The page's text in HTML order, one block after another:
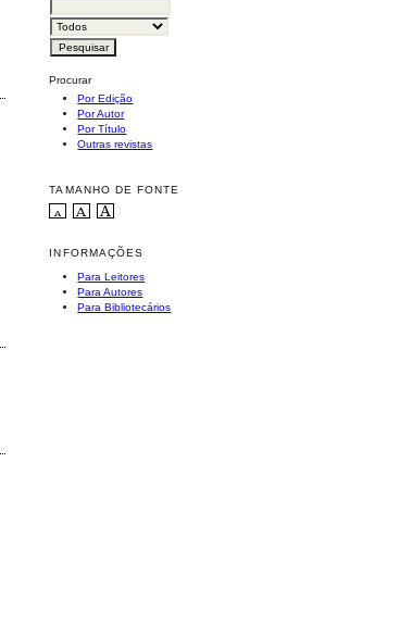
Procurar
Por Edição
Por Autor
Por Título
Outras revistas
TAMANHO DE FONTE
INFORMAÇÕES
Para Leitores
Para Autores
Para Bibliotecários